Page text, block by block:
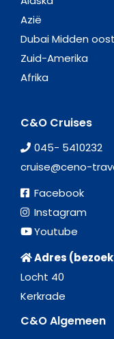
Azië
Dubai Midden
Zuid-Amerika
Afrika
C&O Cruises
045- 5410232
cruise@ceno-
Facebook
Instagram
Youtube
Adres
Locht 40
Kerkrade
C&O Algemeen